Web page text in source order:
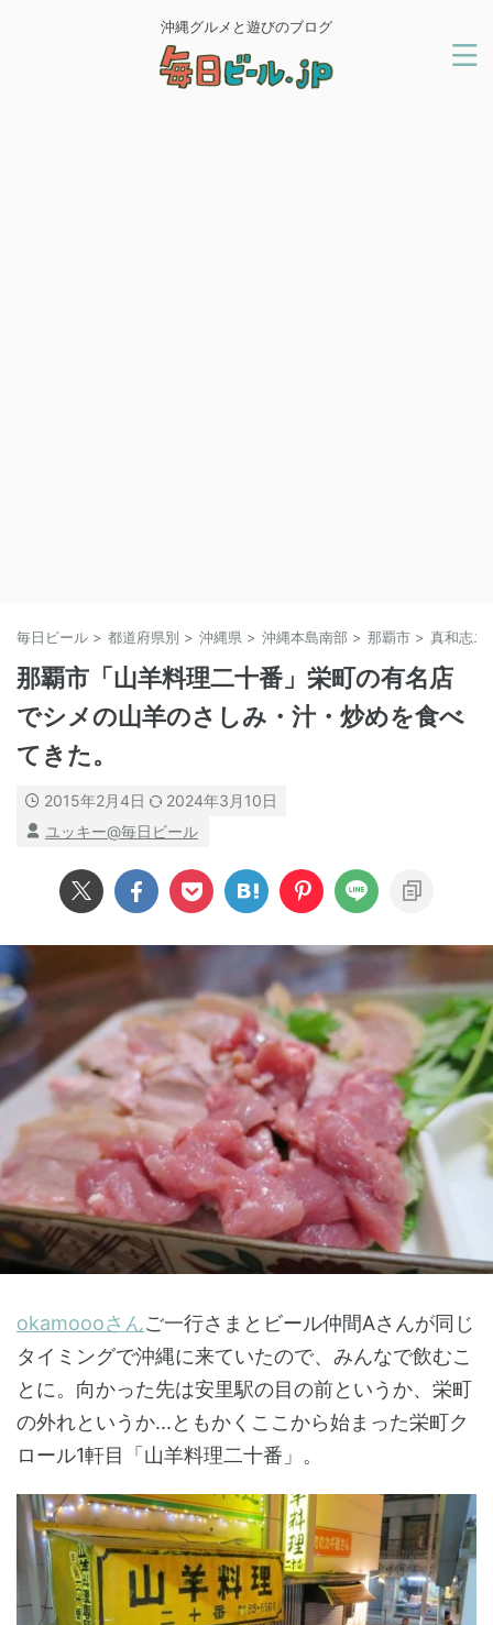
沖縄グルメと遊びのブログ
毎日ビール > 都道府県別 > 沖縄県 > 沖縄本島南部 > 那覇市 > 真和志エ
那覇市「山羊料理二十番」栄町の有名店
でシメの山羊のさしみ・汁・炒めを食べ
てきた。
2015年2月4日
2024年3月10日
ユッキー@毎日ビール
okamoooさんご一行さまとビール仲間Aさんが同じ
タイミングで沖縄に来ていたので、みんなで飲むこ
とに。向かった先は安里駅の目の前というか、栄町
の外れというか...ともかくここから始まった栄町ク
ロール1軒目「山羊料理二十番」。